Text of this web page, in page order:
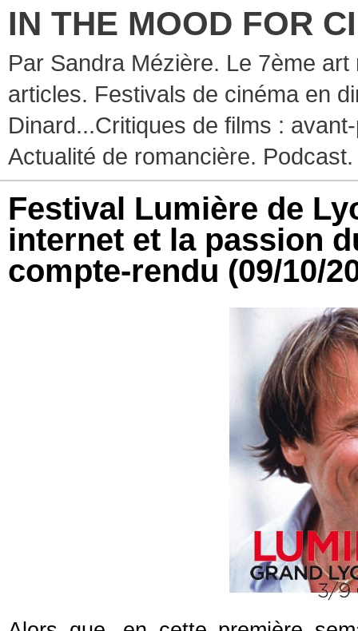
IN THE MOOD FOR
Par Sandra Mézière. Le 7ème
articles. Festivals de cinéma en
Dinard...Critiques de films :
Actualité de romancière. Podcast.
Festival Lumière de
internet et la passion
compte-rendu (09/10/